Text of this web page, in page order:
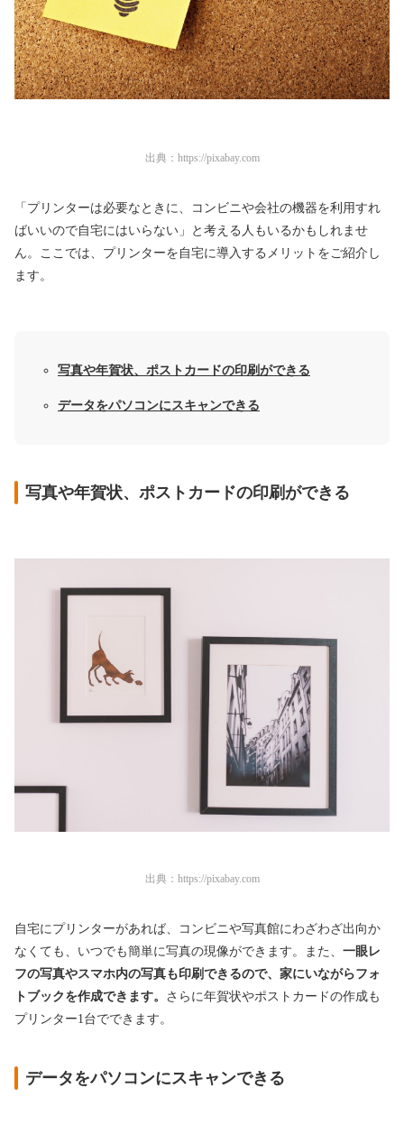
出典： https://pixabay.com
「プリンターは必要なときに、コンビニや会社の機器を利用すれ
ばいいので自宅にはいらない」と考える人もいるかもしれませ
ん。ここでは、プリンターを自宅に導入するメリットをご紹介し
ます。
写真や年賀状、ポストカードの印刷ができる
データをパソコンにスキャンできる
写真や年賀状、ポストカードの印刷ができる
出典： https://pixabay.com
自宅にプリンターがあれば、コンビニや写真館にわざわざ出向か
なくても、いつでも簡単に写真の現像ができます。また、 一眼レ
フの写真やスマホ内の写真も印刷できるので、家にいながらフォ
トブックを作成できます。 さらに年賀状やポストカードの作成も
プリンター1台でできます。
データをパソコンにスキャンできる